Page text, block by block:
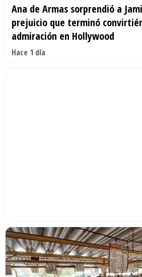
Ana de Armas sorprendió a
prejuicio que terminó
admiración en Hollywood
Hace 1 día